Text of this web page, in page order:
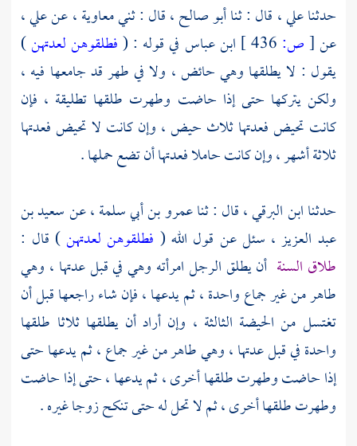
حدثناعلي ، قال : ثناأبو صالح ،قال : ثنيمعاوية ،عنعلي ،
عن[ص: ابن عباس في قوله : (فطلقوهن لعدتهن)
يقول : لا يطلقها وهي حائض ، ولا في طهر قد جامعها فيه ،
ولكن يتركها حتى إذا حاضت وطهرت طلقها تطليقة ، فإن
كانت تحيض فعدتها ثلاث حيض ، وإن كانت لا تحيض فعدتها
ثلاثة أشهر ، وإن كانت حاملا فعدتها أن تضع حملها .
حدثناابن البرقي ،قال : ثناعمرو بن أبي سلمة ،عنسعيد بن
عبد العزيز ، سئل عن قول الله ( فطلقوهن لعدتهن) قال :
طلاق السنة أن يطلق الرجل امرأته وهي في قبل عدتها ، وهي
طاهر من غير جماع واحدة ، ثم يدعها ، فإن شاء راجعها قبل أن
تغتسل من الحيضة الثالثة ، وإن أراد أن يطلقها ثلاثا طلقها
واحدة في قبل عدتها ، وهي طاهر من غير جماع ، ثم يدعها حتى
إذا حاضت وطهرت طلقها أخرى ، ثم يدعها ، حتى إذا حاضت
وطهرت طلقها أخرى ، ثم لا تحل له حتى تنكح زوجا غيره .